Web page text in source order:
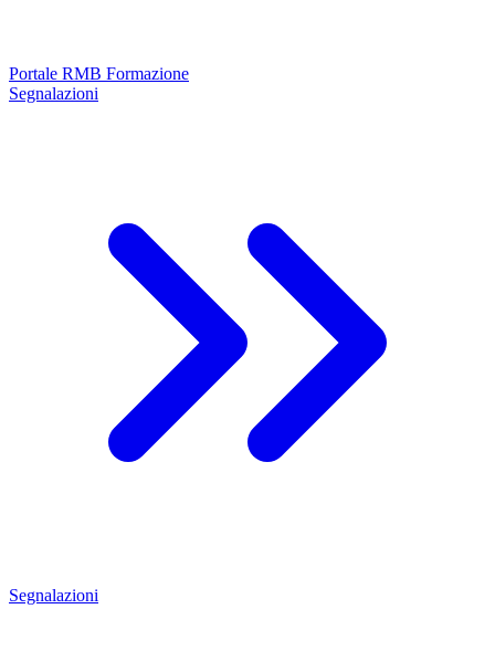
Portale RMB Formazione
Segnalazioni
Segnalazioni